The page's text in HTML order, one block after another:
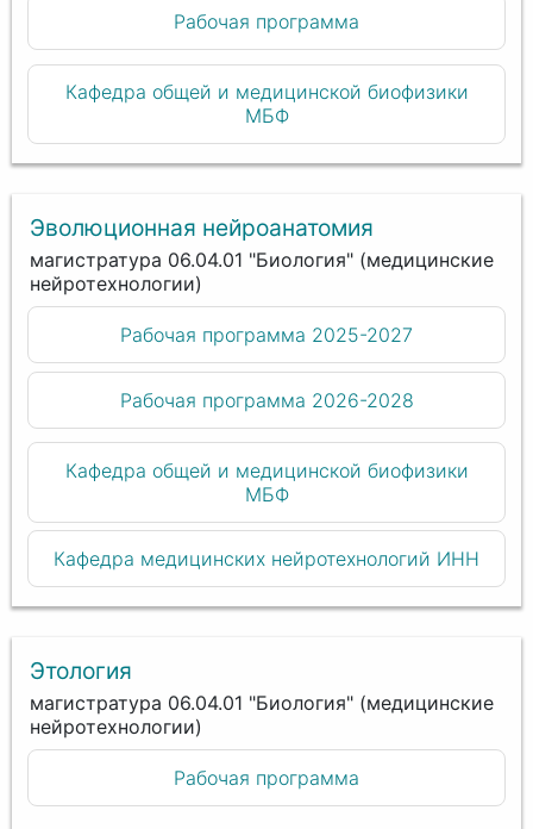
Рабочая программа
Кафедра общей и медицинской биофизики
МБФ
Эволюционная нейроанатомия
магистратура 06.04.01 "Биология" (медицинские
нейротехнологии)
Рабочая программа 2025-2027
Рабочая программа 2026-2028
Кафедра общей и медицинской биофизики
МБФ
Кафедра медицинских нейротехнологий ИНН
Этология
магистратура 06.04.01 "Биология" (медицинские
нейротехнологии)
Рабочая программа